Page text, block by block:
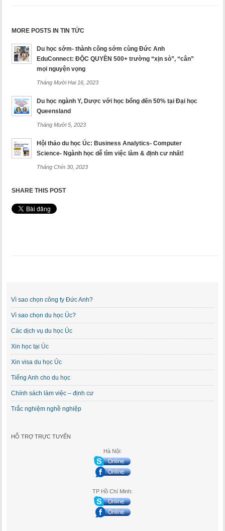
MORE POSTS IN TIN TỨC
Du học sớm- thành công sớm cùng Đức Anh
EduConnect: ĐỘC QUYỀN 500+ trường “xịn sò”, “cân”
mọi nguyện vọng
Tháng Mười Hai 16, 2023
Du học ngành Y, Dược với học bổng đến 50% tại Đại học
Queensland
Tháng Mười 5, 2023
Hội thảo du học Úc: Business Analytics- Computer
Science- Ngành học dễ tìm việc làm & định cư nhất!
Tháng Chín 30, 2023
SHARE THIS POST
Vì sao chọn công ty Đức Anh?
Vì sao chọn du học Úc?
Các dịch vụ du học Úc
Xin học tại Úc
Xin visa du học Úc
Tiếng Anh cho du học
Chính sách làm việc – định cư
Trắc nghiệm nghề nghiệp
HỖ TRỢ TRỰC TUYẾN
Hà Nội:
TP Hồ Chí Minh: